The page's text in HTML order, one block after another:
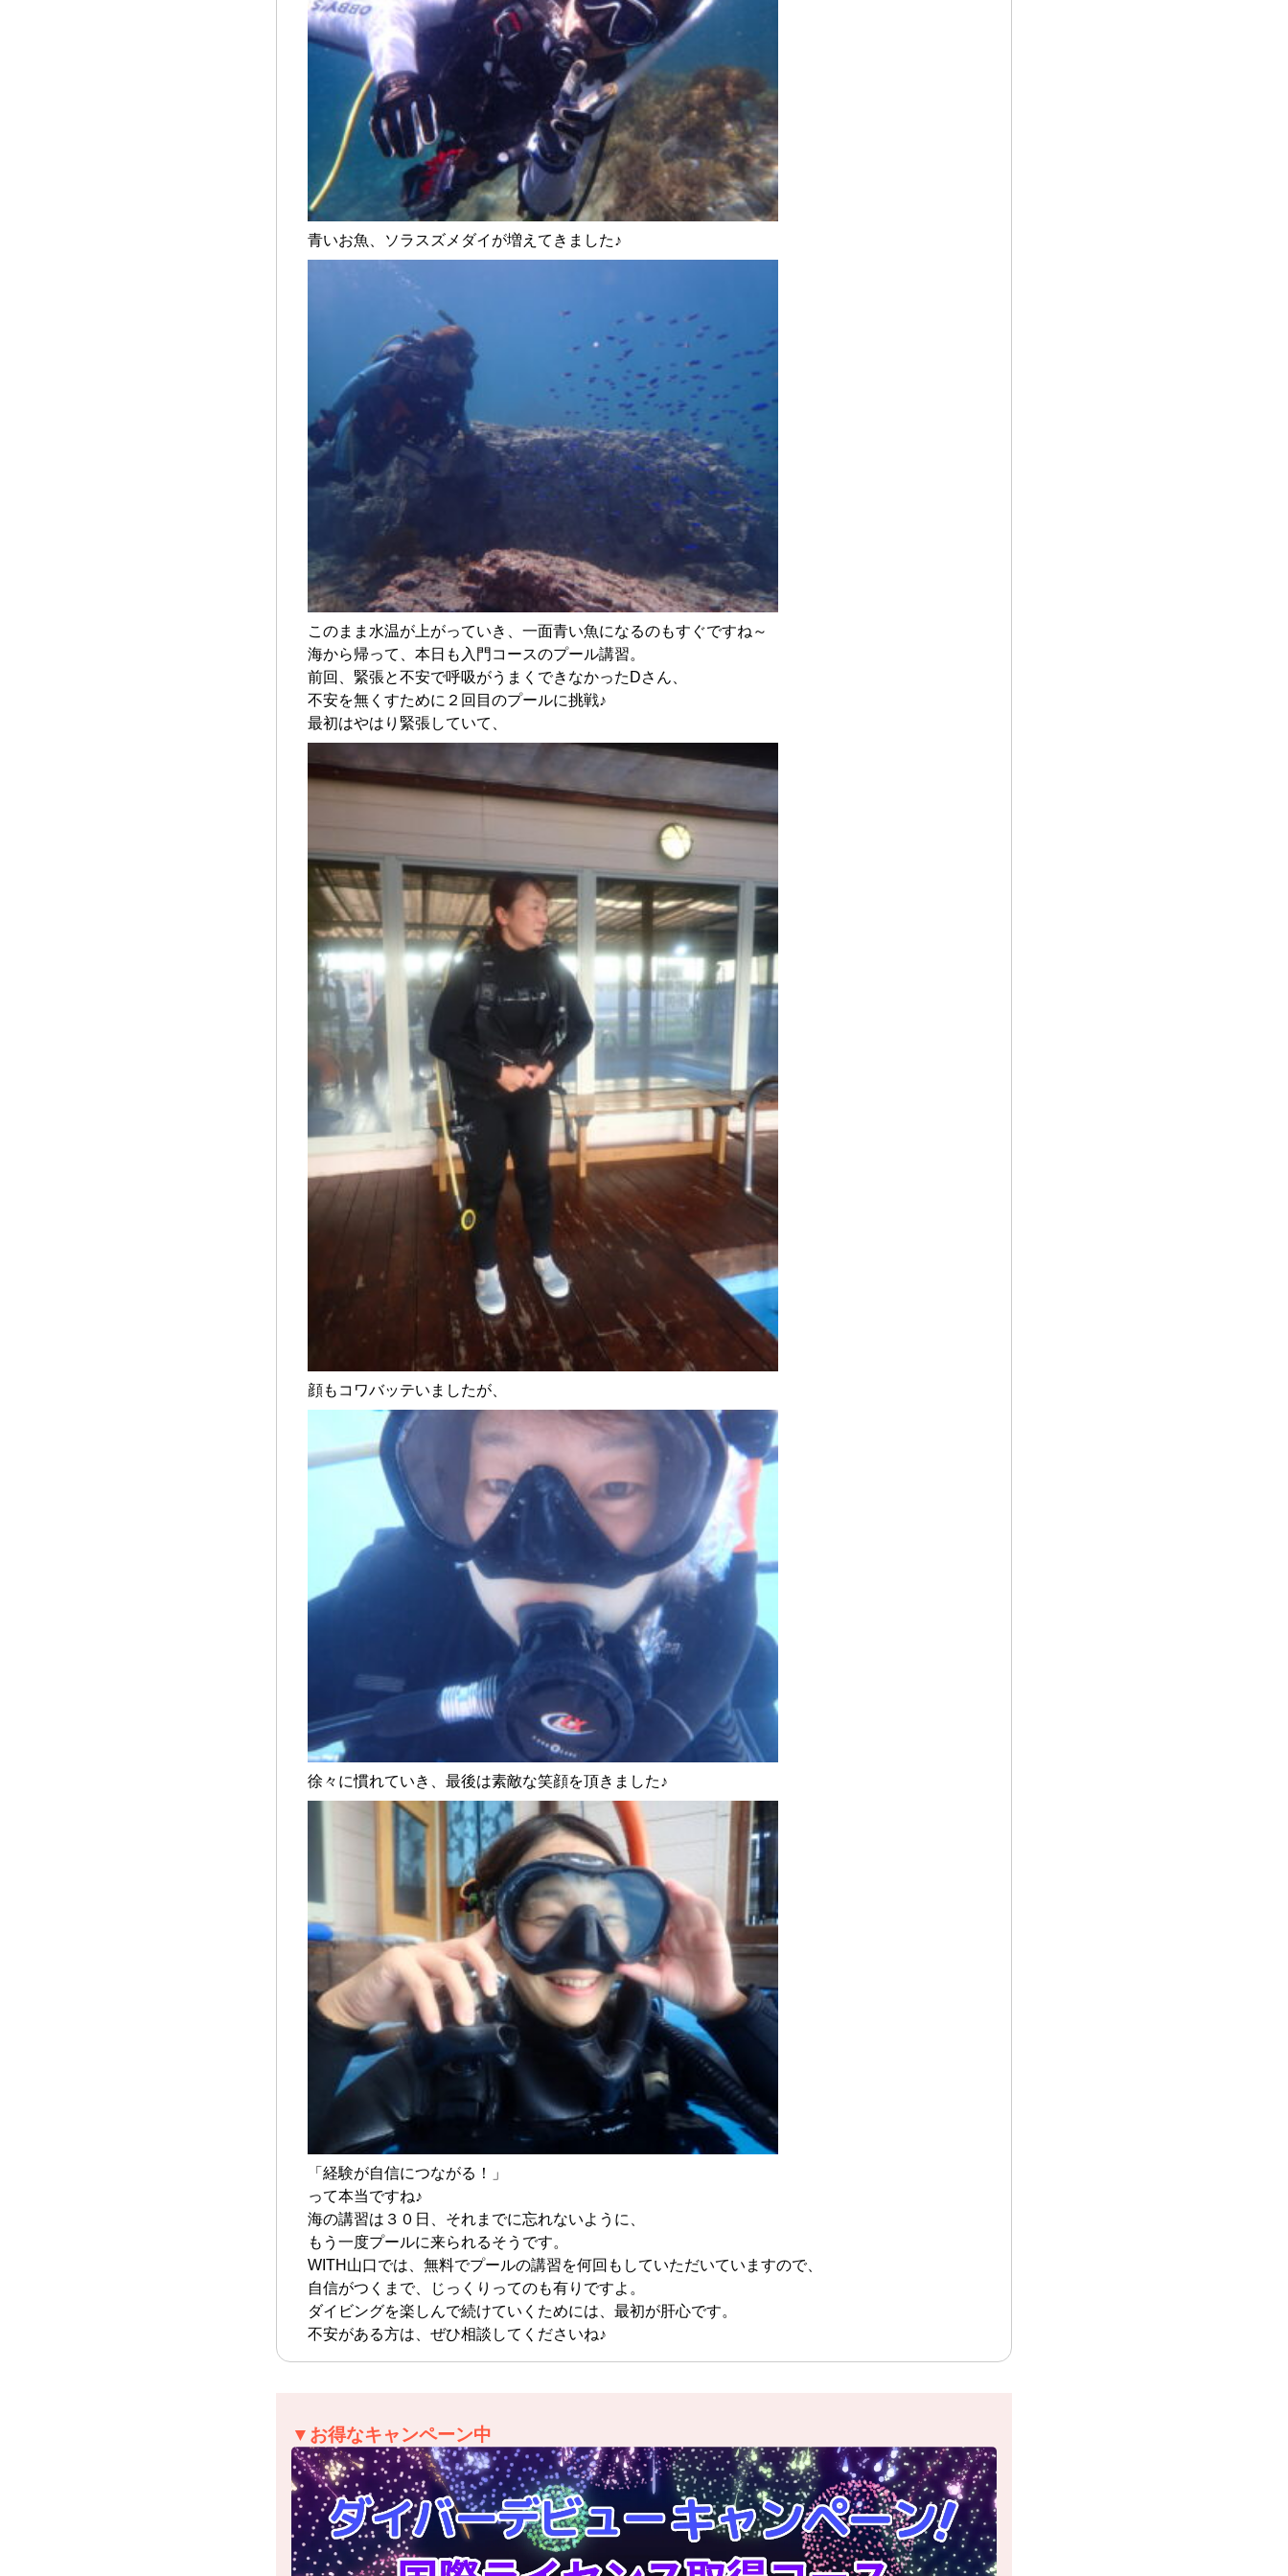
青いお魚、ソラスズメダイが増えてきました♪
このまま水温が上がっていき、一面青い魚になるのもすぐですね～
海から帰って、本日も入門コースのプール講習。
前回、緊張と不安で呼吸がうまくできなかったDさん、
不安を無くすために２回目のプールに挑戦♪
最初はやはり緊張していて、
顔もコワバッテいましたが、
徐々に慣れていき、最後は素敵な笑顔を頂きました♪
「経験が自信につながる！」
って本当ですね♪
海の講習は３０日、それまでに忘れないように、
もう一度プールに来られるそうです。
WITH山口では、無料でプールの講習を何回もしていただいていますので、
自信がつくまで、じっくりってのも有りですよ。
ダイビングを楽しんで続けていくためには、最初が肝心です。
不安がある方は、ぜひ相談してくださいね♪
▼お得なキャンペーン中